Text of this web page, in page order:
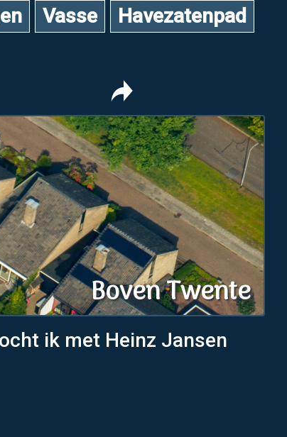
Vasse
Havezatenpad
Boven Twente
ik met Heinz Jansen